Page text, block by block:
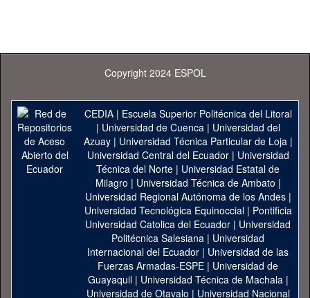
Copyright 2024 ESPOL
CEDIA| Escuela Superior Politécnica del Litoral
| Universidad de Cuenca| Universidad del
Azuay| Universidad Técnica Particular de Loja|
Universidad Central del Ecuador| Universidad
Técnica del Norte | Universidad Estatal de
Milagro | Universidad Técnica de Ambato |
Universidad Regional Autónoma de los Andes|
Universidad Tecnológica Equinoccial| Pontificia
Universidad Catolica del Ecuador | Universidad
Politécnica Salesiana | Universidad
Internacional del Ecuador | Universidad de las
Fuerzas Armadas-ESPE | Universidad de
Guayaquil| Universidad Técnica de Machala|
Universidad de Otavalo | Universidad Nacional